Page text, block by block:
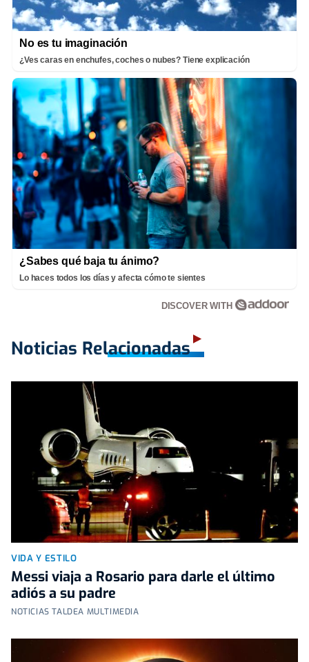
No es tu imaginación
¿Ves caras en enchufes, coches o nubes? Tiene explicación
¿Sabes qué baja tu ánimo?
Lo haces todos los días y afecta cómo te sientes
DISCOVER WITH
Noticias Relacionadas
VIDA Y ESTILO
Messi viaja a Rosario para darle el último
adiós a su padre
NOTICIAS TALDEA MULTIMEDIA